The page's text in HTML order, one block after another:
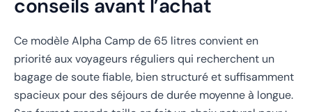
conseils avant l’achat
Ce modèle Alpha Camp de 65 litres convient en
priorité aux voyageurs réguliers qui recherchent un
bagage de soute fiable, bien structuré et suffisamment
spacieux pour des séjours de durée moyenne à longue.